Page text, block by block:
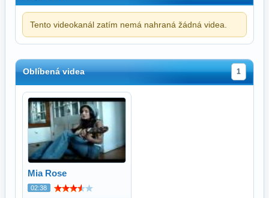
Tento videokanál zatím nemá nahraná žádná videa.
Oblíbená videa 1
Mia Rose
02:38